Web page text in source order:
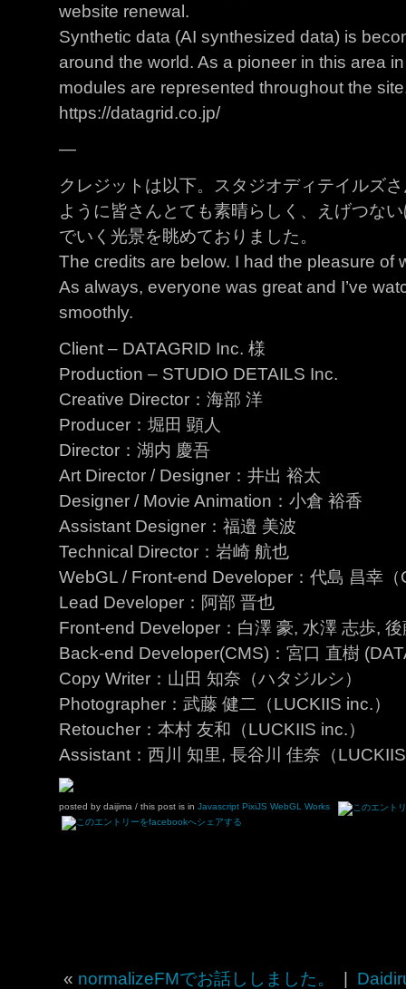
website renewal.
Synthetic data (AI synthesized data) is
around the world. As a pioneer in this area
modules are represented throughout the
https://datagrid.co.jp/
—
クレジットは以下。スタジオディテイルズ
ように皆さんとても素晴らしく、えげつな
でいく光景を眺めておりました。
The credits are below. I had the pleasure of
As always, everyone was great and I’ve
smoothly.
Client – DATAGRID Inc. 様
Production – STUDIO DETAILS Inc.
Creative Director：海部 洋
Producer：堀田 顕人
Director：湖内 慶吾
Art Director / Designer：井出 裕太
Designer / Movie Animation：小倉 裕香
Assistant Designer：福邉 美波
Technical Director：岩崎 航也
WebGL / Front-end Developer：代島 昌幸
Lead Developer：阿部 晋也
Front-end Developer：白澤 豪, 水澤 志歩,
Back-end Developer(CMS)：宮口 直樹
Copy Writer：山田 知奈（ハタジルシ）
Photographer：武藤 健二（LUCKIIS inc.）
Retoucher：本村 友和（LUCKIIS inc.）
Assistant：西川 知里, 長谷川 佳奈（
posted by daijima / this post is in Javascript PixiJS WebGL Works
« normalizeFMでお話ししました。 |